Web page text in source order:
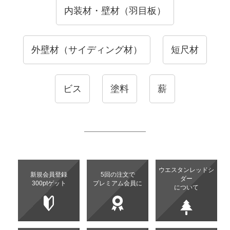
内装材・壁材（羽目板）
外壁材（サイディング材） 短尺材
ビス 塗料 薪
新規会員登録
300ptゲット
5回の注文で
プレミアム会員に
ウエスタンレッドシ
ダー
について